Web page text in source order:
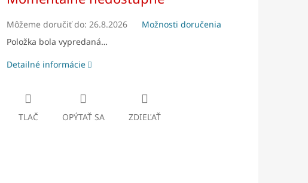
Môžeme doručiť do: 26.8.2026
Možnosti doručenia
Položka bola vypredaná…
Detailné informácie
TLAČ OPÝTAŤ SA ZDIEĽAŤ